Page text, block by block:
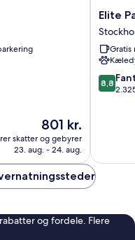
Prisen
801 kr.
801 kr.
skatter og gebyrer
23. aug. - 24. aug.
Elite
Palace
Hotel
&
Spa
Elite
Gratis
8.8
ud
8,8
og fordele. Flere